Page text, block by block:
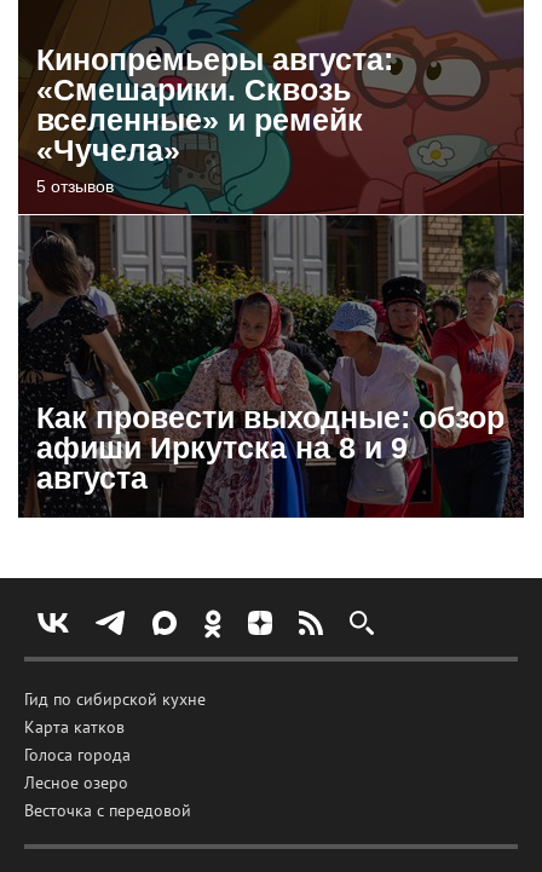
Кинопремьеры августа:
«Смешарики. Сквозь
вселенные» и ремейк
«Чучела»
5 отзывов
Как провести выходные: обзор
афиши Иркутска на 8 и 9
августа
Гид по сибирской кухне
Карта катков
Голоса города
Лесное озеро
Весточка с передовой